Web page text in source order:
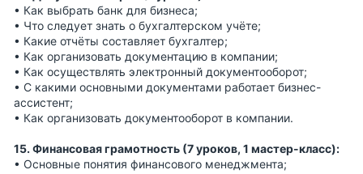
• Как выбрать банк для бизнеса;
• Что следует знать о бухгалтерском учёте;
• Какие отчёты составляет бухгалтер;
• Как организовать документацию в компании;
• Как осуществлять электронный документооборот;
• С какими основными документами работает бизнес-
ассистент;
• Как организовать документооборот в компании.
15. Финансовая грамотность (7 уроков, 1 мастер-класс):
• Основные понятия финансового менеджмента;